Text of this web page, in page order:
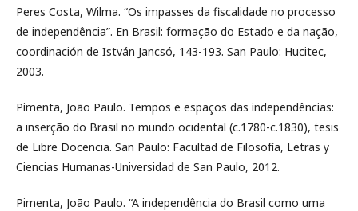
Peres Costa, Wilma. “Os impasses da fiscalidade no processo
de independência”. En Brasil: formação do Estado e da nação,
coordinación de István Jancsó, 143-193. San Paulo: Hucitec,
2003.
Pimenta, João Paulo. Tempos e espaços das independências:
a inserção do Brasil no mundo ocidental (c.1780-c.1830), tesis
de Libre Docencia. San Paulo: Facultad de Filosofía, Letras y
Ciencias Humanas-Universidad de San Paulo, 2012.
Pimenta, João Paulo. “A independência do Brasil como uma